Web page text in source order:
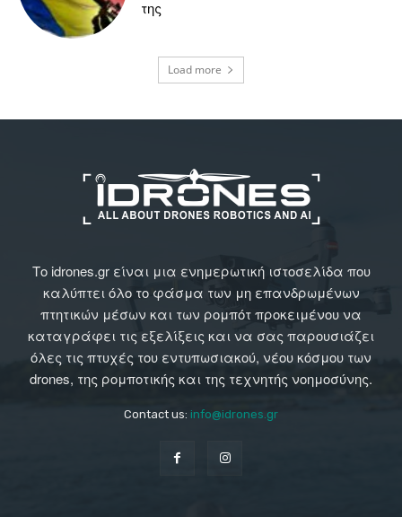
της
Load more
Το idrones.gr είναι μια ενημερωτική ιστοσελίδα που
καλύπτει όλο το φάσμα των μη επανδρωμένων
πτητικών μέσων και των ρομπότ προκειμένου να
καταγράφει τις εξελίξεις και να σας παρουσιάζει
όλες τις πτυχές του εντυπωσιακού, νέου κόσμου των
drones, της ρομποτικής και της τεχνητής νοημοσύνης.
Contact us: info@idrones.gr